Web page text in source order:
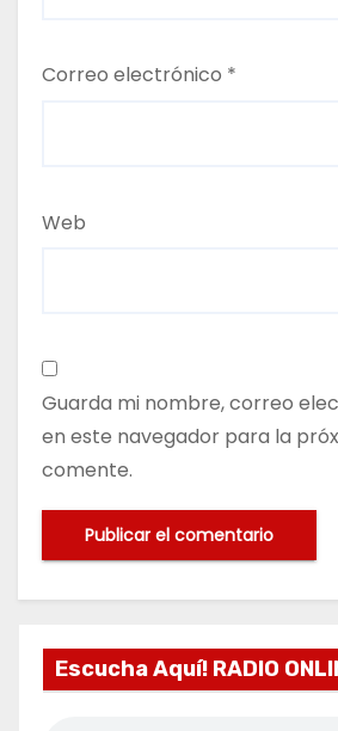
Correo electrónico *
Web
Guarda mi nombre, correo
en este navegador para la
comente.
Escucha Aquí! RADIO